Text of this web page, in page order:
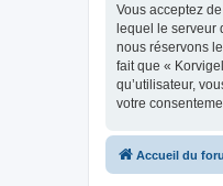
Vous acceptez
lequel le serveur
nous réservons
fait que «
qu’utilisateur,
votre
Accueil du